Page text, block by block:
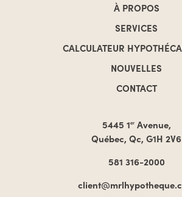
À PROPOS
SERVICES
CALCULATEUR
NOUVELLES
CONTACT
5445 1erAvenue,
Québec, Qc, G1H 2V6
581 316-2000